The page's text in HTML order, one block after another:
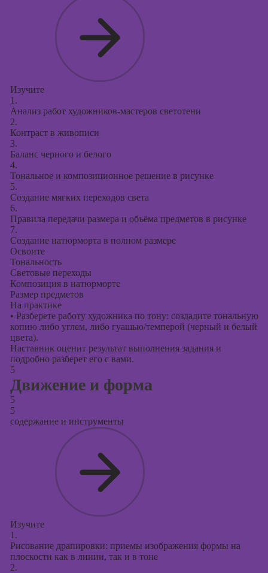
Изучите
1.
Анализ работ художников-мастеров светотени
2.
Контраст в живописи
3.
Баланс черного и белого
4.
Тональное и композиционное решение в рисунке
5.
Создание мягких переходов света
6.
Правила передачи размера и объёма предметов в рисунке
7.
Создание натюрморта в полном размере
Освоите
Тональность
Световые переходы
Композиция в натюрморте
Размер предметов
На практике
• Разберете работу художника по тону: создадите тональную
копию либо углем, либо гуашью/темперой (черный и белый
цвета).
Наставник оценит результат выполнения задания и
подробно разберет его с вами.
5
Движение и форма
5
5
содержание и инструменты
Изучите
1.
Рисование драпировки: приемы изображения формы на
плоскости как в линии, так и в тоне
2.